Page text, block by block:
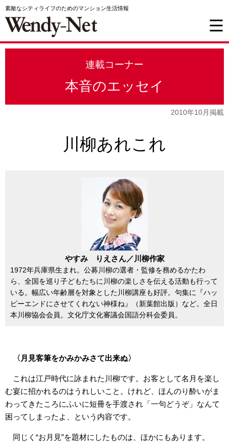
素敵なシティライフのためのマンション生活情報
連載コーナー
本音のエッセイ
2010年10月掲載
川柳あれこれ
やすみ りえさん／川柳作家
1972年兵庫県生まれ。公募川柳の選者・監修を務めるかたわ
ら、全国を巡り子どもたちに川柳の楽しさを伝える活動も行って
いる。幅広い年齢層を対象とした川柳講座も好評。句集に『ハッ
ピーエンドにさせてくれない神様ね』（新葉館出版）など。全日
本川柳協会会員。文化庁文化審議会国語分科会委員。
〈月見客筆をかみかみさて出来ぬ〉
これは江戸時代に詠まれた川柳です。お客として名月を楽し
む宴に招かれるのはうれしいこと。けれど、ほんのり酔いがま
わってきたころにふいに短冊を手渡され「一句どうぞ」なんて
困ってしまったよ、という内容です。
同じく“お月見”を題材にしたものは、ほかにもあります。